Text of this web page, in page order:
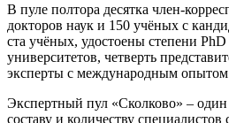
В пуле полтора десятка член-
докторов наук и 150 учёных с
ста учёных, удостоены степени
университетов, четверть
эксперты с международным
Экспертный пул «Сколково» –
составу и количеству